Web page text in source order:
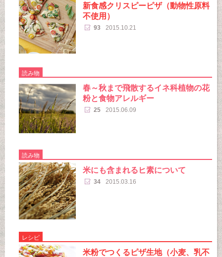
新食感クリスピーピザ（動物性原料
不使用）
93 2015.10.21
読み物
春～秋まで飛散するイネ科植物の花
粉と食物アレルギー
25 2015.06.09
読み物
米にも含まれるヒ素について
34 2015.03.16
レシピ
米粉でつくるピザ生地（小麦、乳不